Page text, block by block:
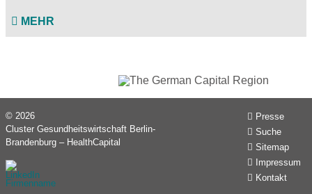
MEHR
Presse
Suche
Sitemap
Impressum
Kontakt
© 2026
Cluster Gesundheitswirtschaft Berlin-
Brandenburg – HealthCapital